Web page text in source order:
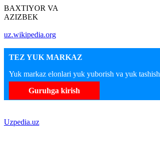
BAXTIYOR VA
AZIZBEK
uz.wikipedia.org
TEZ YUK MARKAZ
Yuk markaz elonlari yuk yuborish va yuk tashish
Guruhga kirish
Uzpedia.uz